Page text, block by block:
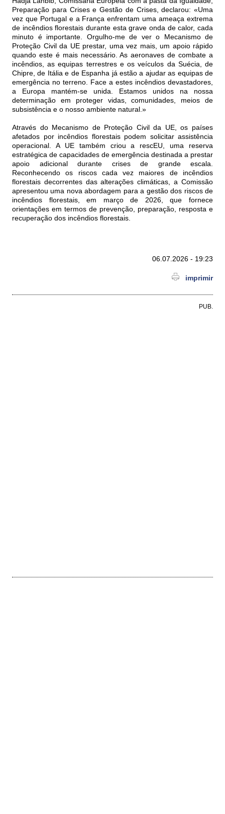
Preparação para Crises e Gestão de Crises, declarou: «Uma
vez que Portugal e a França enfrentam uma ameaça extrema
de incêndios florestais durante esta grave onda de calor, cada
minuto é importante. Orgulho-me de ver o Mecanismo de
Proteção Civil da UE prestar, uma vez mais, um apoio rápido
quando este é mais necessário. As aeronaves de combate a
incêndios, as equipas terrestres e os veículos da Suécia, de
Chipre, de Itália e de Espanha já estão a ajudar as equipas de
emergência no terreno. Face a estes incêndios devastadores,
a Europa mantém-se unida. Estamos unidos na nossa
determinação em proteger vidas, comunidades, meios de
subsistência e o nosso ambiente natural.»
Através do Mecanismo de Proteção Civil da UE, os países
afetados por incêndios florestais podem solicitar assistência
operacional. A UE também criou a rescEU, uma reserva
estratégica de capacidades de emergência destinada a prestar
apoio adicional durante crises de grande escala.
Reconhecendo os riscos cada vez maiores de incêndios
florestais decorrentes das alterações climáticas, a Comissão
apresentou uma nova abordagem para a gestão dos riscos de
incêndios florestais, em março de 2026, que fornece
orientações em termos de prevenção, preparação, resposta e
recuperação dos incêndios florestais.
06.07.2026 - 19:23
imprimir
PUB.